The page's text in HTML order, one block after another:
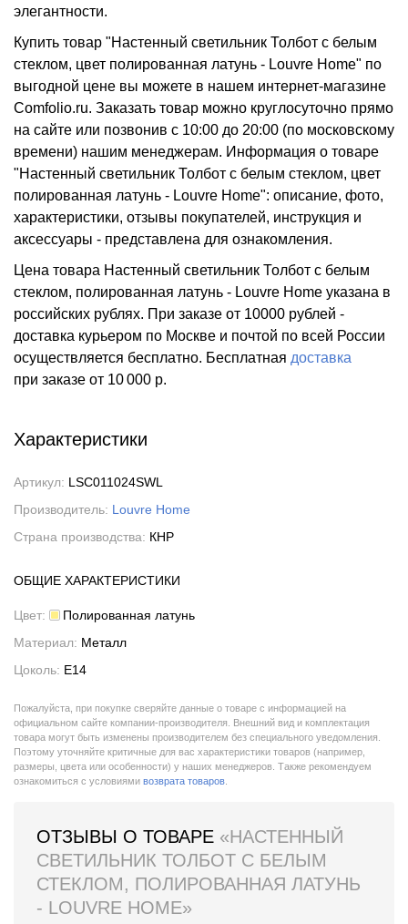
элегантности.
Купить товар "Настенный светильник Толбот с белым
стеклом, цвет полированная латунь - Louvre Home" по
выгодной цене вы можете в нашем интернет-магазине
Comfolio.ru. Заказать товар можно круглосуточно прямо
на сайте или позвонив с 10:00 до 20:00 (по московскому
времени) нашим менеджерам. Информация о товаре
"Настенный светильник Толбот с белым стеклом, цвет
полированная латунь - Louvre Home": описание, фото,
характеристики, отзывы покупателей, инструкция и
аксессуары - представлена для ознакомления.
Цена товара Настенный светильник Толбот с белым
стеклом, полированная латунь - Louvre Home указана в
российских рублях. При заказе от 10000 рублей -
доставка курьером по Москве и почтой по всей России
осуществляется бесплатно. Бесплатная доставка
при заказе от 10 000 р.
Характеристики
Артикул: LSC011024SWL
Производитель: Louvre Home
Страна производства: КНР
ОБЩИЕ ХАРАКТЕРИСТИКИ
Цвет:
Полированная латунь
Материал: Металл
Цоколь: E14
Пожалуйста, при покупке сверяйте данные о товаре с информацией на
официальном сайте компании-производителя. Внешний вид и комплектация
товара могут быть изменены производителем без специального уведомления.
Поэтому уточняйте критичные для вас характеристики товаров (например,
размеры, цвета или особенности) у наших менеджеров. Также рекомендуем
ознакомиться с условиями возврата товаров
ОТЗЫВЫ О ТОВАРЕ «НАСТЕННЫЙ
СВЕТИЛЬНИК ТОЛБОТ С БЕЛЫМ
СТЕКЛОМ, ПОЛИРОВАННАЯ ЛАТУНЬ
- LOUVRE HOME»